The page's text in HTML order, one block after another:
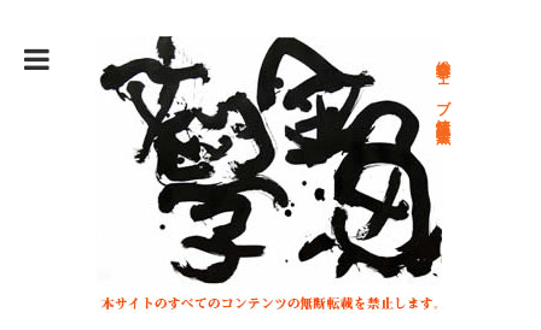
総合文学ウェブ情報誌 文学金魚